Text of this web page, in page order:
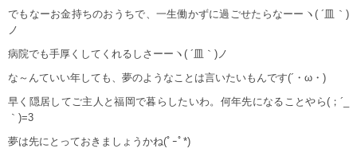
でもなーお金持ちのおうちで、一生働かずに過ごせたらなーーヽ( ´皿｀)
ノ
病院でも手厚くしてくれるしさーーヽ( ´皿｀)ノ
な～んていい年しても、夢のようなことは言いたいもんです(´・ω・)
早く隠居してご主人と福岡で暮らしたいわ。何年先になることやら(；´_
｀)=3
夢は先にとっておきましょうかね(ﾟｰﾟ*)